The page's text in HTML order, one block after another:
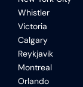
Whistler
Victoria
Calgary
Reykjavik
Montreal
Orlando